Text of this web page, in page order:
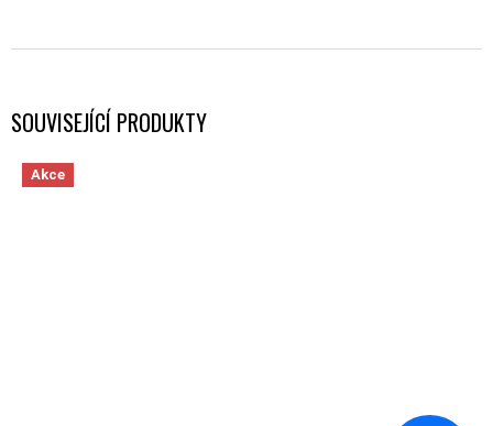
SOUVISEJÍCÍ PRODUKTY
Akce